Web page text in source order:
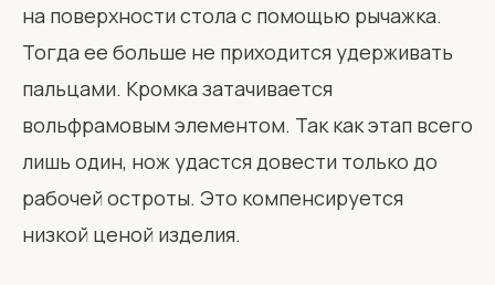
на поверхности стола с помощью рычажка.
Тогда ее больше не приходится удерживать
пальцами. Кромка затачивается
вольфрамовым элементом. Так как этап всего
лишь один, нож удастся довести только до
рабочей остроты. Это компенсируется
низкой ценой изделия.